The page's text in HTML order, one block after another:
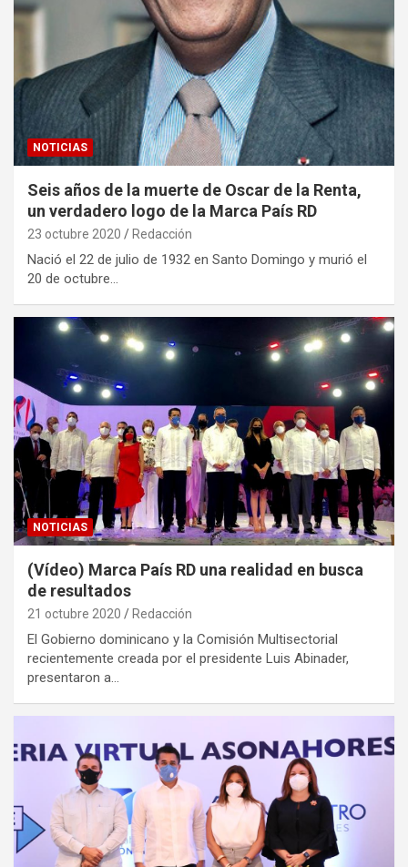
NOTICIAS
Seis años de la muerte de Oscar de la Renta,
un verdadero logo de la Marca País RD
23 octubre 2020 Redacción
Nació el 22 de julio de 1932 en Santo Domingo y murió el
20 de octubre…
NOTICIAS
(Vídeo) Marca País RD una realidad en busca
de resultados
21 octubre 2020 Redacción
El Gobierno dominicano y la Comisión Multisectorial
recientemente creada por el presidente Luis Abinader,
presentaron a…